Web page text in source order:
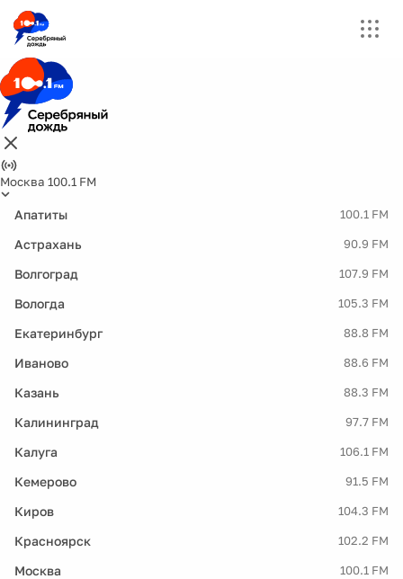
Москва 100.1 FM
Апатиты 100.1 FM
Астрахань 90.9 FM
Волгоград 107.9 FM
Вологда 105.3 FM
Екатеринбург 88.8 FM
Иваново 88.6 FM
Казань 88.3 FM
Калининград 97.7 FM
Калуга 106.1 FM
Кемерово 91.5 FM
Киров 104.3 FM
Красноярск 102.2 FM
Москва 100.1 FM